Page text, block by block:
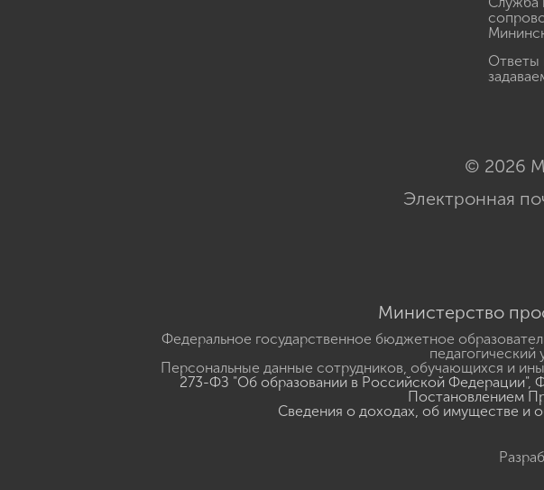
Ответы
© 2026
Электронная
Министерство
Федеральное государственное бюджетное
Персональные данные сотрудников, обучающихся и
273-ФЗ "Об образовании в Российской Федерации",
Постановлением
Сведения о доходах, об имуществе и